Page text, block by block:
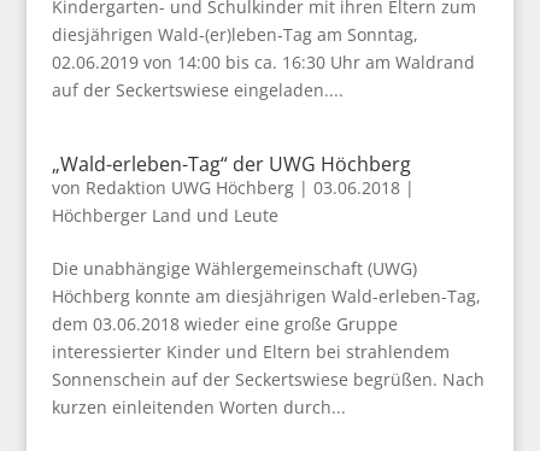
Kindergarten- und Schulkinder mit ihren Eltern zum
diesjährigen Wald-(er)leben-Tag am Sonntag,
02.06.2019 von 14:00 bis ca. 16:30 Uhr am Waldrand
auf der Seckertswiese eingeladen....
„Wald-erleben-Tag“ der UWG Höchberg
von Redaktion UWG Höchberg| 03.06.2018|
Höchberger Land und Leute
Die unabhängige Wählergemeinschaft (UWG)
Höchberg konnte am diesjährigen Wald-erleben-Tag,
dem 03.06.2018 wieder eine große Gruppe
interessierter Kinder und Eltern bei strahlendem
Sonnenschein auf der Seckertswiese begrüßen. Nach
kurzen einleitenden Worten durch...